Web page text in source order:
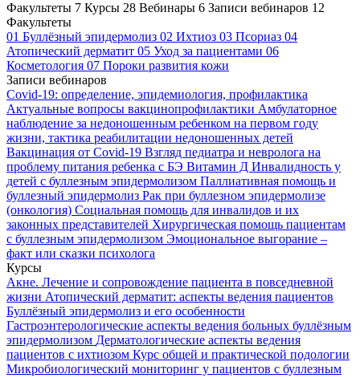
Факультеты 7 Курсы 28 Вебинары 6 Записи вебинаров 12
Факультеты
01 Буллёзный эпидермолиз 02 Ихтиоз 03 Псориаз 04
Атопический дерматит 05 Уход за пациентами 06
Косметология 07 Пороки развития кожи
Записи вебинаров
Covid-19: определение, эпидемиология, профилактика
Актуальные вопросы вакцинопрофилактики Амбулаторное
наблюдение за недоношенным ребенком на первом году
жизни, тактика реабилитации недоношенных детей
Вакцинация от Covid-19 Взгляд педиатра и невролога на
проблему питания ребенка с БЭ Витамин Д Инвалидность у
детей с буллезным эпидермолизом Паллиативная помощь и
буллезный эпидермолиз Рак при буллезном эпидермолизе
(онкология) Социальная помощь для инвалидов и их
законных представителей Хирургическая помощь пациентам
с буллезным эпидермолизом Эмоциональное выгорание –
факт или сказки психолога
Курсы
Акне. Лечение и сопровождение пациента в повседневной
жизни Атопический дерматит: аспекты ведения пациентов
Буллёзный эпидермолиз и его особенности
Гастроэнтерологические аспекты ведения больных буллёзным
эпидермолизом Дерматологические аспекты ведения
пациентов с ихтиозом Курс общей и практической подологии
Микробиологический мониторинг у пациентов с буллезным